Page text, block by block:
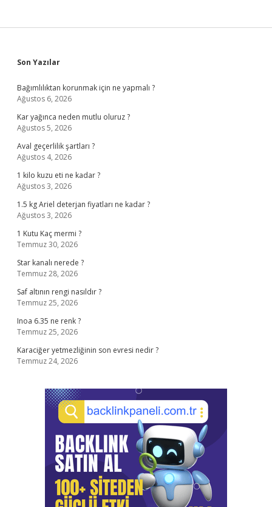
Sidebar
Son Yazılar
Bağımlılıktan korunmak için ne yapmalı ?
Ağustos 6, 2026
Kar yağınca neden mutlu oluruz ?
Ağustos 5, 2026
Aval geçerlilik şartları ?
Ağustos 4, 2026
1 kilo kuzu eti ne kadar ?
Ağustos 3, 2026
1.5 kg Ariel deterjan fiyatları ne kadar ?
Ağustos 3, 2026
1 Kutu Kaç mermi ?
Temmuz 30, 2026
Star kanalı nerede ?
Temmuz 28, 2026
Saf altının rengi nasıldır ?
Temmuz 25, 2026
Inoa 6.35 ne renk ?
Temmuz 25, 2026
Karaciğer yetmezliğinin son evresi nedir ?
Temmuz 24, 2026